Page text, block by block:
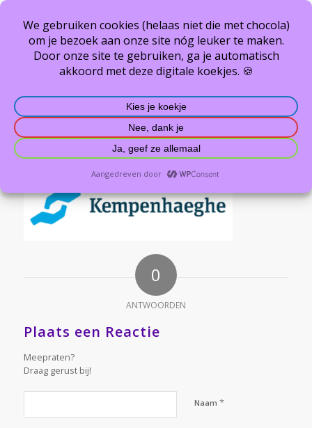
Kempenhaeghe
/ Info & links / Kempenhaeghe
0
ANTWOORDEN
Plaats een Reactie
Meepraten?
Draag gerust bij!
Naam *